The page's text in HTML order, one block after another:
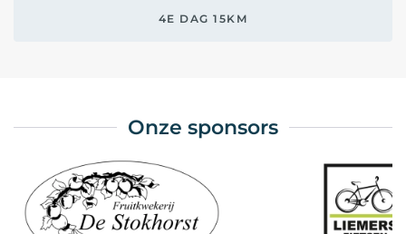
4E DAG 15KM
Onze sponsors